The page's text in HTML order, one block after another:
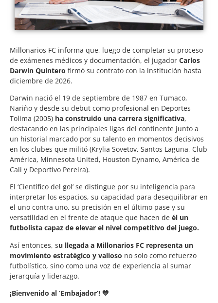
Millonarios FC informa que, luego de completar su proceso
de exámenes médicos y documentación, el jugador Carlos
Darwin Quintero firmó su contrato con la institución hasta
diciembre de 2026.
Darwin nació el 19 de septiembre de 1987 en Tumaco,
Nariño y desde su debut como profesional en Deportes
Tolima (2005) ha construido una carrera significativa,
destacando en las principales ligas del continente junto a
un historial marcado por su talento en momentos decisivos
en los clubes que militó (Krylia Sovetov, Santos Laguna, Club
América, Minnesota United, Houston Dynamo, América de
Cali y Deportivo Pereira).
El ‘Científico del gol’ se distingue por su inteligencia para
interpretar los espacios, su capacidad para desequilibrar en
el uno contra uno, su precisión en el último pase y su
versatilidad en el frente de ataque que hacen de él un
futbolista capaz de elevar el nivel competitivo del juego.
Así entonces, su llegada a Millonarios FC representa un
movimiento estratégico y valioso no solo como refuerzo
futbolístico, sino como una voz de experiencia al sumar
jerarquía y liderazgo.
¡Bienvenido al ‘Embajador’! 💙